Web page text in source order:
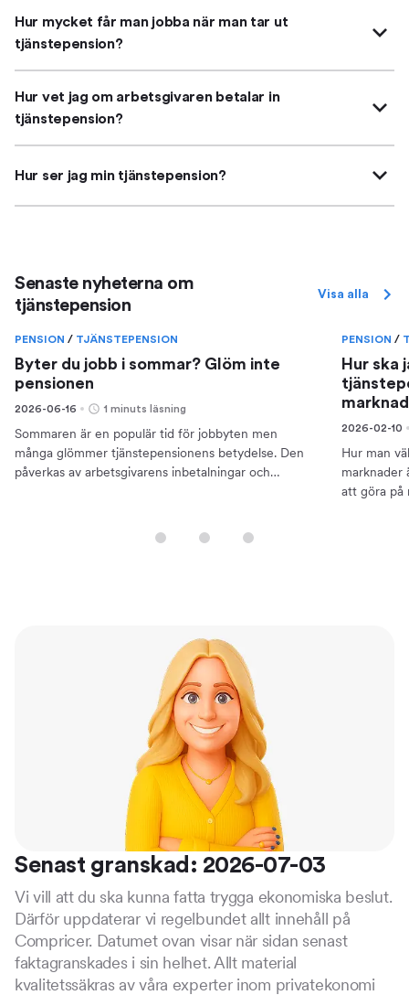
Hur mycket får man jobba när man tar ut
tjänstepension?
Hur vet jag om arbetsgivaren betalar in
tjänstepension?
Hur ser jag min tjänstepension?
Senaste nyheterna om
tjänstepension
Visa alla
PENSION / TJÄNSTEPENSION
Byter du jobb i sommar? Glöm inte
pensionen
2026-06-16 1 minuts läsning
Sommaren är en populär tid för jobbyten men
många glömmer tjänstepensionens betydelse. Den
påverkas av arbetsgivarens inbetalningar och
PENSION/
Hur ska
2026-02-10
Hur man
marknader
att göra på
Senast granskad: 2026-07-03
Vi vill att du ska kunna fatta trygga ekonomiska beslut.
Därför uppdaterar vi regelbundet allt innehåll på
Compricer. Datumet ovan visar när sidan senast
faktagranskades i sin helhet. Allt material
kvalitetssäkras av våra experter inom privatekonomi